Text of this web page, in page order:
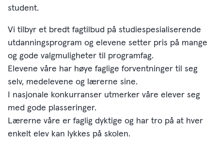
student.
Vi tilbyr et bredt fagtilbud på studiespesialiserende
utdanningsprogram og elevene setter pris på mange
og gode valgmuligheter til programfag.
Elevene våre har høye faglige forventninger til seg
selv, medelevene og lærerne sine.
I nasjonale konkurranser utmerker våre elever seg
med gode plasseringer.
Lærerne våre er faglig dyktige og har tro på at hver
enkelt elev kan lykkes på skolen.